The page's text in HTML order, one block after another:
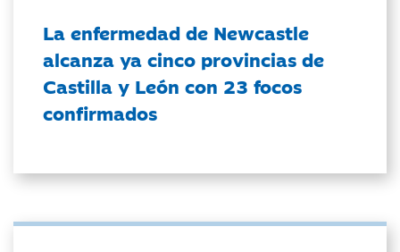
La enfermedad de Newcastle
alcanza ya cinco provincias de
Castilla y León con 23 focos
confirmados